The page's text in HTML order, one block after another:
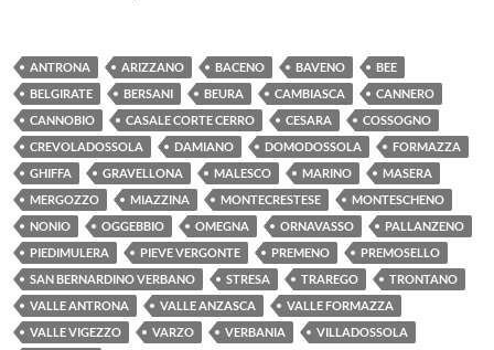
ANTRONA ARIZZANO BACENO BAVENO
BEE
BELGIRATE
BERSANI BEURA CAMBIASCA
CANNERO
CANNOBIO
CASALE CORTE CERRO CESARA
COSSOGNO
CREVOLADOSSOLA
DAMIANO DOMODOSSOLA
FORMAZZA
GHIFFA
GRAVELLONA MALESCO MARINO
MASERA
MERGOZZO
MIAZZINA MONTECRESTESE
MONTESCHENO
NONIO
OGGEBBIO OMEGNA ORNAVASSO
PALLANZENO
PIEDIMULERA
PIEVE VERGONTE PREMENO
PREMOSELLO
SAN BERNARDINO VERBANO
STRESA TRAREGO
TRONTANO
VALLE ANTRONA
VALLE ANZASCA
VALLE FORMAZZA
VALLE VIGEZZO
VARZO VERBANIA
VILLADOSSOLA